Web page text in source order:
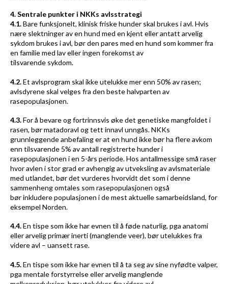
4. Sentrale punkter i NKKs avlsstrategi
4.1.Bare funksjonelt, klinisk friske hunder skal brukes i avl. Hvis
nære slektninger av en hund med en kjent eller antatt arvelig
sykdom brukes i avl, bør den pares med en hund som kommer fra
en familie med lav eller ingen forekomst av
tilsvarende sykdom.
4.2.Et avlsprogram skal ikke utelukke mer enn 50% av rasen;
avlsdyrene skal velges fra den beste halvparten av
rasepopulasjonen.
4.3.For å bevare og fortrinnsvis øke det genetiske mangfoldet i
rasen, bør matadoravl og tett innavl unngås. NKKs
grunnleggende anbefaling er at en hund ikke bør ha flere avkom
enn tilsvarende 5% av antall registrerte hunder i
rasepopulasjonen i en 5-års periode. Hos antallmessige små raser
hvor avlen i stor grad er avhengig av utveksling av avlsmateriale
med utlandet, bør det vurderes hvorvidt det som i denne
sammenheng omtales som rasepopulasjonen også
bør inkludere populasjonen i de mest aktuelle samarbeidsland, for
eksempel Norden.
4.4.En tispe som ikke har evnen til å føde naturlig, pga anatomi
eller arvelig primær inerti (manglende veer), bør utelukkes fra
videre avl – uansett rase.
4.5.En tispe som ikke har evnen til å ta seg av sine nyfødte valper,
pga mentale forstyrrelse eller arvelig manglende